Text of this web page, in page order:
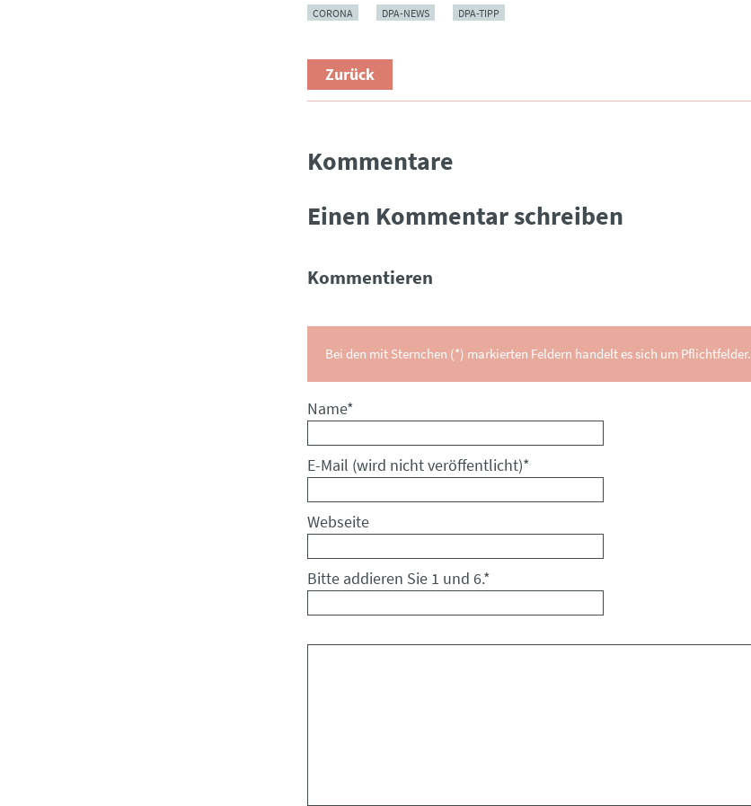
CORONA DPA-NEWS DPA-TIPP
Zurück
Kommentare
Einen Kommentar schreiben
Kommentieren
Bei den mit Sternchen (*) markierten Feldern handelt es sich um Pflichtfelder.
Pflichtfeld
Name*
Pflichtfeld
E-Mail (wird nicht veröffentlicht)*
Webseite
Bitte addieren Sie 1 und 6.*